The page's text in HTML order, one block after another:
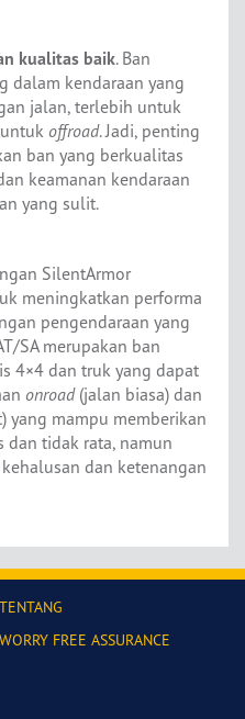
kualitas baik. Ban
dalam kendaraan yang
jalan, terlebih untuk
offroad. Jadi, penting
ban yang berkualitas
keamanan kendaraan
yang sulit.
SilentArmor
meningkatkan performa
pengendaraan yang
SA merupakan ban
4×4 dan truk yang dapat
onroad(jalan biasa) dan
yang mampu memberikan
dan tidak rata, namun
dan ketenangan
TENTANG
WORRY FREE ASSURANCE